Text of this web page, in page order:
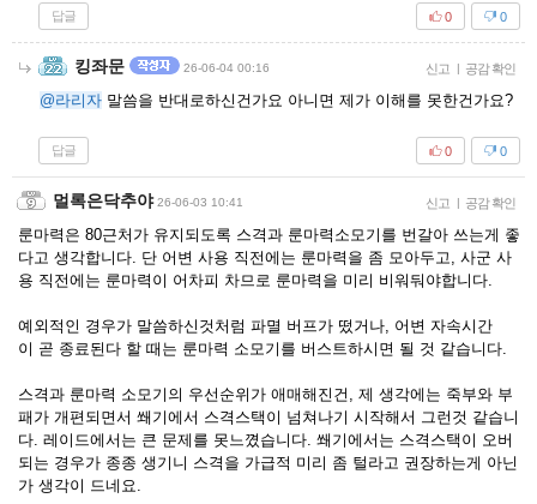
답글 0
0
킹좌문 26-06-04 00:16 신고 | 공감 확인
@라리자 말씀을 반대로하신건가요 아니면 제가 이해를 못한건가요?
답글 0
0
멀록은닥추야 26-06-03 10:41 신고 | 공감 확인
룬마력은 80근처가 유지되도록 스격과 룬마력소모기를 번갈아 쓰는게 좋
다고 생각합니다. 단 어변 사용 직전에는 룬마력을 좀 모아두고, 사군 사
용 직전에는 룬마력이 어차피 차므로 룬마력을 미리 비워둬야합니다.
예외적인 경우가 말씀하신것처럼 파멸 버프가 떴거나, 어변 자속시간
이 곧 종료된다 할 때는 룬마력 소모기를 버스트하시면 될 것 같습니다.
스격과 룬마력 소모기의 우선순위가 애매해진건, 제 생각에는 죽부와 부
패가 개편되면서 쐐기에서 스격스택이 넘쳐나기 시작해서 그런것 같습니
다. 레이드에서는 큰 문제를 못느꼈습니다. 쐐기에서는 스격스택이 오버
되는 경우가 종종 생기니 스격을 가급적 미리 좀 털라고 권장하는게 아닌
가 생각이 드네요.